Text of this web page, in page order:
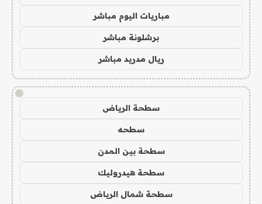
مباريات اليوم مباشر
برشلونة مباشر
ريال مدريد مباشر
!
سطحة الرياض
سطحه
سطحة بين المدن
سطحة هيدروليك
سطحة شمال الرياض